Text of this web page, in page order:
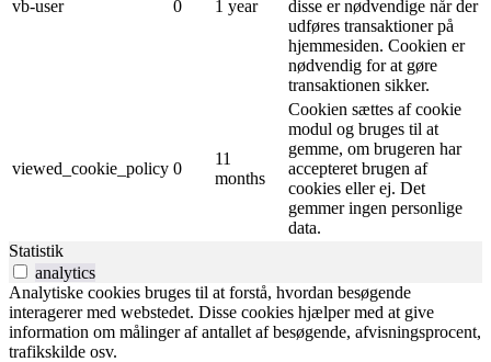
vb-user 0 1 year
disse er nødvendige når der
udføres transaktioner på
hjemmesiden. Cookien er
nødvendig for at gøre
transaktionen sikker.
viewed_cookie_policy 0
11
months
Cookien sættes af cookie
modul og bruges til at
gemme, om brugeren har
accepteret brugen af ​​
cookies eller ej. Det
gemmer ingen personlige
data.
Statistik
analytics
Analytiske cookies bruges til at forstå, hvordan besøgende
interagerer med webstedet. Disse cookies hjælper med at give
information om målinger af antallet af besøgende, afvisningsprocent,
trafikskilde osv.